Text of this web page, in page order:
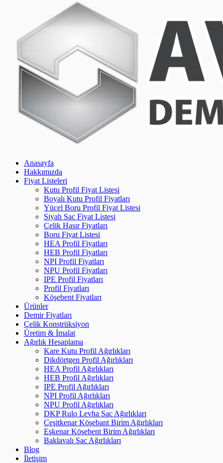
Anasayfa
Hakkımızda
Fiyat Listeleri
Kutu Profil Fiyat Listesi
Boyalı Kutu Profil Fiyatları
Yücel Boru Profil Fiyat Listesi
Siyah Sac Fiyat Listesi
Çelik Hasır Fiyatları
Boru Fiyat Listesi
HEA Profil Fiyatları
HEB Profil Fiyatları
NPI Profil Fiyatları
NPU Profil Fiyatları
IPE Profil Fiyatları
Profil Fiyatları
Köşebent Fiyatları
Ürünler
Demir Fiyatları
Çelik Konstrüksiyon
Üretim & İmalat
Ağırlık Hesaplama
Kare Kutu Profil Ağırlıkları
Dikdörtgen Profil Ağırlıkları
HEA Profil Ağırlıkları
HEB Profil Ağırlıkları
IPE Profil Ağırlıkları
NPI Profil Ağırlıkları
NPU Profil Ağırlıkları
DKP Rulo Levha Sac Ağırlıkları
Çeşitkenar Köşebant Birim Ağırlıkları
Eşkenar Köşebent Birim Ağırlıkları
Baklavalı Sac Ağırlıkları
Blog
İletişim